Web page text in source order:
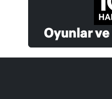
Oyunlar